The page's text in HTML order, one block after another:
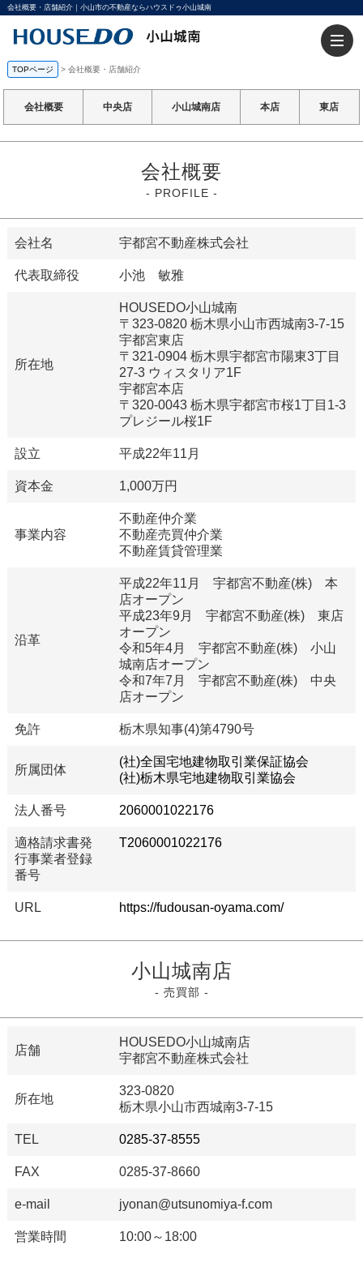
会社概要・店舗紹介｜小山市の不動産ならハウスドゥ小山城南
TOPページ > 会社概要・店舗紹介
会社概要 中央店 小山城南店 本店 東店
会社概要
- PROFILE -
会社名 宇都宮不動産株式会社
代表取締役 小池 敏雅
所在地
HOUSEDO小山城南
〒323-0820 栃木県小山市西城南3-7-15
宇都宮東店
〒321-0904 栃木県宇都宮市陽東3丁目
27-3 ウィスタリア1F
宇都宮本店
〒320-0043 栃木県宇都宮市桜1丁目1-3
プレジール桜1F
設立 平成22年11月
資本金 1,000万円
事業内容
不動産仲介業
不動産売買仲介業
不動産賃貸管理業
沿革
平成22年11月 宇都宮不動産(株) 本
店オープン
平成23年9月 宇都宮不動産(株) 東店
オープン
令和5年4月 宇都宮不動産(株) 小山
城南店オープン
令和7年7月 宇都宮不動産(株) 中央
店オープン
免許 栃木県知事(4)第4790号
所属団体
(社)全国宅地建物取引業保証協会
(社)栃木県宅地建物取引業協会
法人番号 2060001022176
適格請求書発
行事業者登録
番号
T2060001022176
URL https://fudousan-oyama.com/
小山城南店
- 売買部 -
店舗
HOUSEDO小山城南店
宇都宮不動産株式会社
所在地
323-0820
栃木県小山市西城南3-7-15
TEL 0285-37-8555
FAX 0285-37-8660
e-mail jyonan@utsunomiya-f.com
営業時間 10:00～18:00